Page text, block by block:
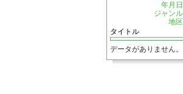
年月日
ジャンル
地区
タイトル
データがありません。